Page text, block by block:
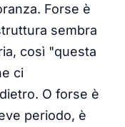
Forse è
sembra
così "questa
ci
O forse è
periodo, è